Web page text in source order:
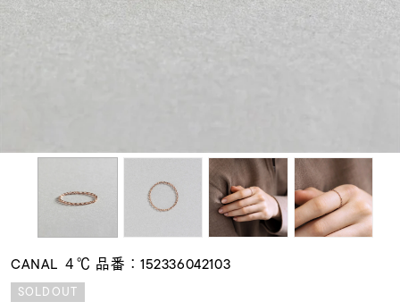
石の色
CANAL ４℃ 品番：152336042103
SOLDOUT